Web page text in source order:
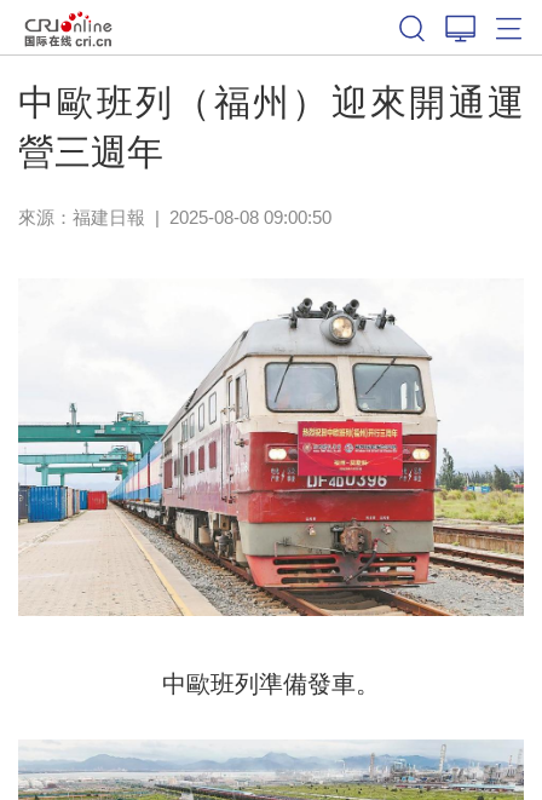
中歐班列（福州）迎來開通運
營三週年
來源： 福建日報 | 2025-08-08 09:00:50
中歐班列準備發車。